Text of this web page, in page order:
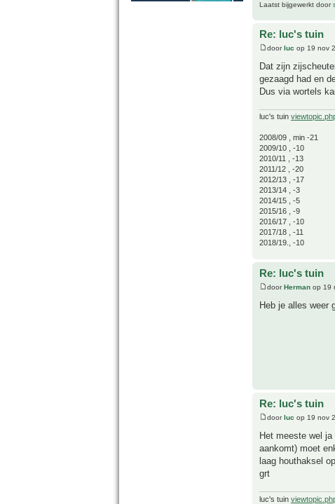
Laatst bijgewerkt door
Re: luc's tuin
doorluc op 19 nov
Dat zijn
gezaagd had en
Dus via wortels
luc's tuin
2008/09 , min -21
2009/10 , -10
2010/11 , -13
2011/12 , -20
2012/13 , -17
2013/14 , -3
2014/15 , -5
2015/16 , -9
2016/17 , -10
2017/18 , -11
2018/19., -10
Re: luc's tuin
doorHerman op 19
Heb je alles weer
Re: luc's tuin
doorluc op 19 nov
Het meeste wel
aankomt) moet
laag houthaksel
grt
luc's tuin